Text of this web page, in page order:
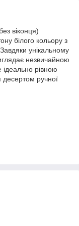
віконця)
білого кольору з
унікальному
незвичайною
рівною
десертом ручної